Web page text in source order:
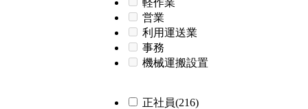
営業
利用運送業
事務
機械運搬設置
正社員(216)